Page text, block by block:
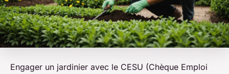
Engager un jardinier avec le CESU (Chèque Emploi